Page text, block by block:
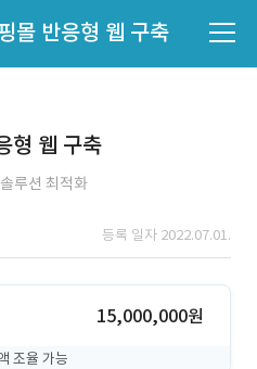
몰 반응형 웹 구축
형 웹 구축
솔루션 최적화
등록 일자 2022.07.01.
15,000,000원
조율 가능